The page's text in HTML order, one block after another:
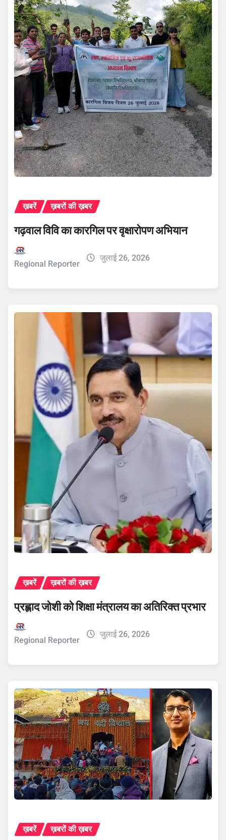
ख़बरें ख़बरों की ख़बर
गढ़वाल विवि का कारगिल पर वृक्षारोपण अभियान
Regional Reporter
जुलाई 26, 2026
ख़बरें ख़बरों की ख़बर
प्रह्लाद जोशी को शिक्षा मंत्रालय का अतिरिक्त प्रभार
Regional Reporter
जुलाई 26, 2026
ख़बरें ख़बरों की ख़बर